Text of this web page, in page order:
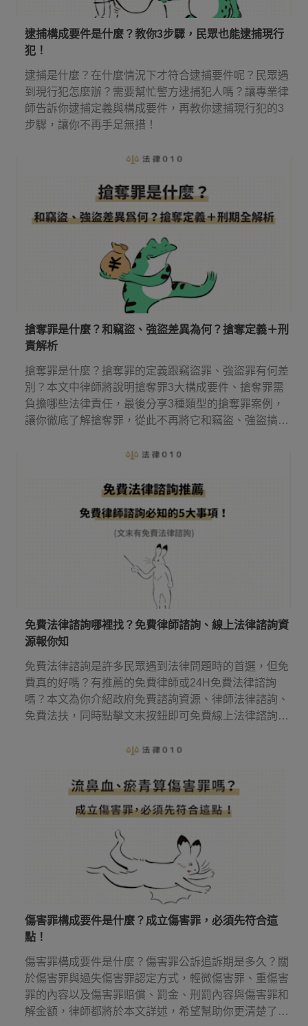
逮捕構成要件是什麼？教你3步驟，民眾也能逮捕現行
犯！
逮捕是什麼？在什麼情況下才符合逮捕要件呢？民眾遇
到現行犯怎麼辦？需要幫忙警方逮捕犯人嗎？讓專業律
師告訴你逮捕定義與構成要件，再教你逮捕現行犯的3
步驟，讓你不再手足無措！
搶奪罪是什麼？和竊盜、強盜差異為何？搶奪定義＋刑
責解析
搶奪罪是什麼？搶奪罪的定義跟竊盜罪、強盜罪有何差
別？本文中律師將說明搶奪罪3大構成要件、搶奪罪需
負擔哪些法律責任，最後分享3種類型的搶奪罪案例，
讓你徹底了解搶奪罪，從此不再將它和竊盜、強盜搞
免費法律諮詢哪裡找？免費律師諮詢、線上法律諮詢資
源報你知
免費法律諮詢是許多民眾遇到法律問題時的首選，但免
費真的好嗎？有推薦的免費律師或24H免費法律諮詢
嗎？本文為你介紹政府免費諮詢資源、律師法律諮詢、
免費法扶，同時點擊文末按鈕即可免費線上法律諮詢，
傷害罪構成要件是什麼？成立傷害罪，必須先符合這
點！
傷害罪構成要件是什麼？傷害罪公訴追訴期是多久？關
於傷害罪與過失傷害罪認定方式，輕微傷害罪、重傷害
罪的內容以及傷害罪賠償、罰金、刑罰內容與傷害罪和
解金額，律師都將於本文詳述，希望幫助你更清楚了解